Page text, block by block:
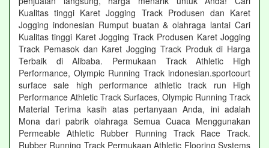
Kualitas tinggi Karet Jogging Track Produsen dan Karet
Jogging indonesian Rumput buatan & olahraga lantai Cari
Kualitas tinggi Karet Jogging Track Produsen Karet Jogging
Track Pemasok dan Karet Jogging Track Produk di Harga
Terbaik di Alibaba. Permukaan Track Athletic High
Performance, Olympic Running Track indonesian.sportcourt
surface sale high performance athletic track run High
Performance Athletic Track Surfaces, Olympic Running Track
Material Terima kasih atas pertanyaan Anda, ini adalah
Mona dari pabrik olahraga Semua Cuaca Menggunakan
Permeable Athletic Rubber Running Track Race Track.
Rubber Running Track Permukaan Athletic Flooring Systems